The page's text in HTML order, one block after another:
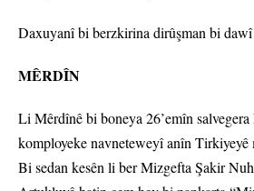
Daxuyanî bi berzkirina dirûşman bi
MÊRDÎN
Li Mêrdînê bi boneya 26’emîn
komployeke navneteweyî anîn Tirkiyeyê
Bi sedan kesên li ber Mizgefta Şakir